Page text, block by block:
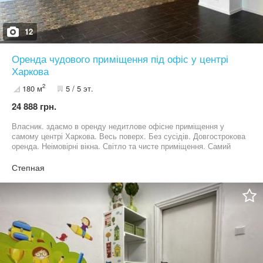
12
Оренда чудового приміщення під офіс у центрі
Харкова
180 м2 5 / 5 эт.
24 888 грн.
Власник. здаємо в оренду недитлове офісне приміщення у
самому центрі Харкова. Весь поверх. Без сусідів. Довгострокова
оренда. Неімовірні вікна. Світло та чисте приміщення. Самий
Степная